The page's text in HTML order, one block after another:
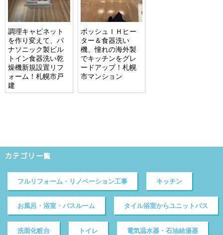
調理キャビネット
を作り変えて、パ
ナソニック製ビル
トイン食器洗い乾
燥機新規設置リフ
ォーム！札幌市戸
建
ボッシュＩＨヒー
ター＆食器洗い
機、憧れの海外製
でキッチンをグレ
ードアップ！札幌
市マンション
カテゴリ一覧
フルリフォーム・リノベーション工事 キッチン
お風呂・浴室・バスルーム タイル浴室からユニットバス
洗面化粧台 トイレ 電気温水器・石油給湯器